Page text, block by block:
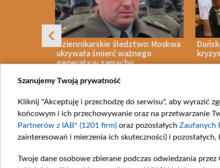
Dziennikarskie śledztwo: Moskwa
ukrywała śmierć ważnego
generała w zamachu
06 SIERPNIA 2026 WIADOMOŚCI 06
Item
1
10
Szanujemy Twoją prywatność
Kliknij "Akceptuję i przechodzę do serwisu", aby wyrazić
końcowym i ich przechowywanie oraz na przetwarzanie
Partnerów z IAB* (1201 firm) oraz pozostałych Zaufanych
zainteresowań i mierzenia ich skuteczności) i
Twoje dane osobowe zbierane podczas odwiedzania przez